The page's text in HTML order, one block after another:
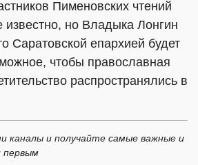
Пименовских чтений
известно, но Владыка Лонгин
Саратовской епархией будет
чтобы православная
распространялись в
каналы и получайте самые важные и
первым